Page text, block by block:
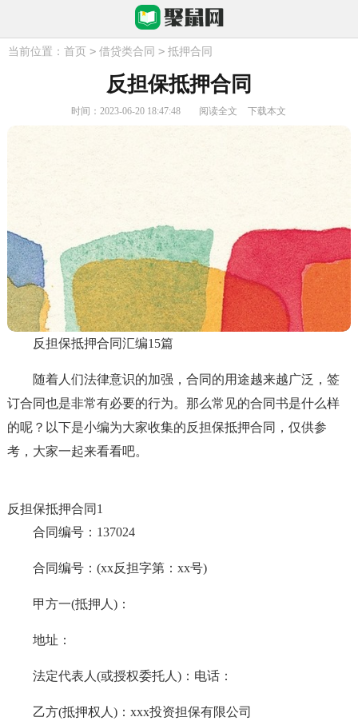
当前位置： 首页 > 借贷类合同 > 抵押合同
反担保抵押合同
时间：2023-06-20 18:47:48 阅读全文 下载本文
反担保抵押合同汇编15篇
随着人们法律意识的加强，合同的用途越来越广泛，签
订合同也是非常有必要的行为。那么常见的合同书是什么样
的呢？以下是小编为大家收集的反担保抵押合同，仅供参
考，大家一起来看看吧。
反担保抵押合同1
合同编号：137024
合同编号：(xx反担字第：xx号)
甲方一(抵押人)：
地址：
法定代表人(或授权委托人)：电话：
乙方(抵押权人)：xxx投资担保有限公司